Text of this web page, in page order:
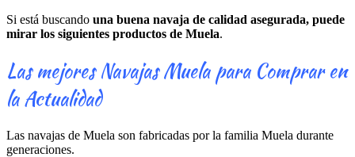
Si está buscando una buena navaja de calidad asegurada, puede
mirar los siguientes productos de Muela.
Las mejores Navajas Muela para Comprar en
la Actualidad
Las navajas de Muela son fabricadas por la familia Muela durante
generaciones.